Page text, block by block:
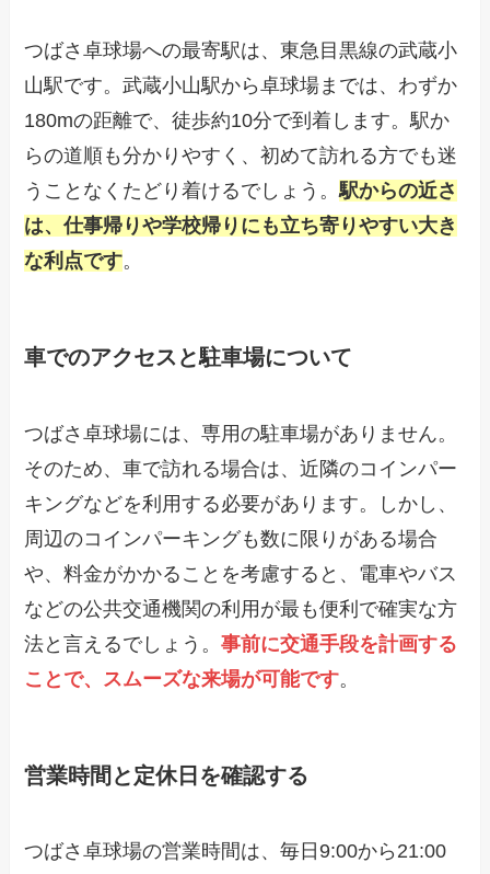
つばさ卓球場への最寄駅は、東急目黒線の武蔵小
山駅です。武蔵小山駅から卓球場までは、わずか
180mの距離で、徒歩約10分で到着します。駅か
らの道順も分かりやすく、初めて訪れる方でも迷
うことなくたどり着けるでしょう。駅からの近さ
は、仕事帰りや学校帰りにも立ち寄りやすい大き
な利点です。
車でのアクセスと駐車場について
つばさ卓球場には、専用の駐車場がありません。
そのため、車で訪れる場合は、近隣のコインパー
キングなどを利用する必要があります。しかし、
周辺のコインパーキングも数に限りがある場合
や、料金がかかることを考慮すると、電車やバス
などの公共交通機関の利用が最も便利で確実な方
法と言えるでしょう。事前に交通手段を計画する
ことで、スムーズな来場が可能です。
営業時間と定休日を確認する
つばさ卓球場の営業時間は、毎日9:00から21:00